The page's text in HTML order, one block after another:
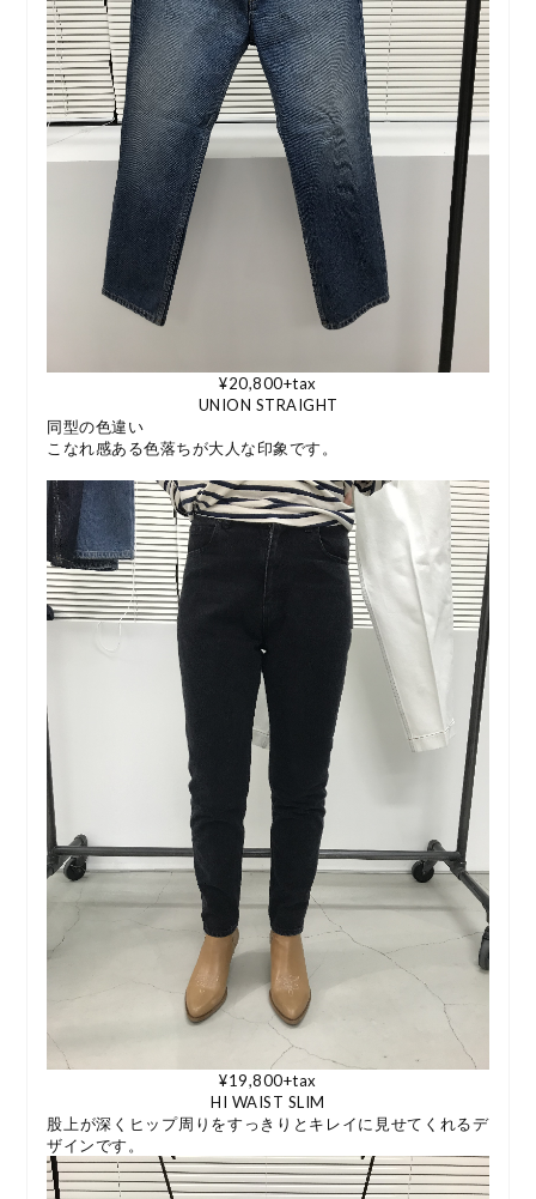
¥20,800+tax
UNION STRAIGHT
同型の色違い
こなれ感ある色落ちが大人な印象です。
¥19,800+tax
HI WAIST SLIM
股上が深くヒップ周りをすっきりとキレイに見せてくれるデ
ザインです。